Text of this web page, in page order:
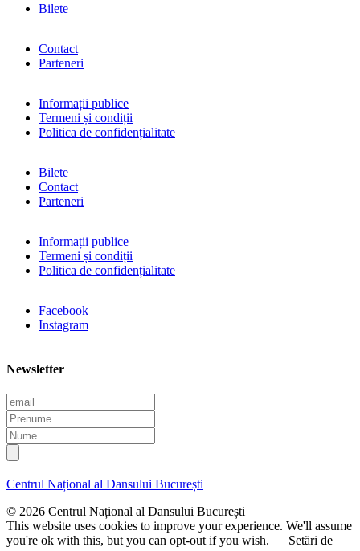
Bilete
Contact
Parteneri
Informații publice
Termeni și condiții
Politica de confidențialitate
Bilete
Contact
Parteneri
Informații publice
Termeni și condiții
Politica de confidențialitate
Facebook
Instagram
Newsletter
E
m
a
i
l
P
r
e
n
m
N
u
m
e
Centrul Național al Dansului București
© 2026 Centrul Național al Dansului București
This website uses cookies to improve your experience. We'll assume
you're ok with this, but you can opt-out if you wish.
Setări de